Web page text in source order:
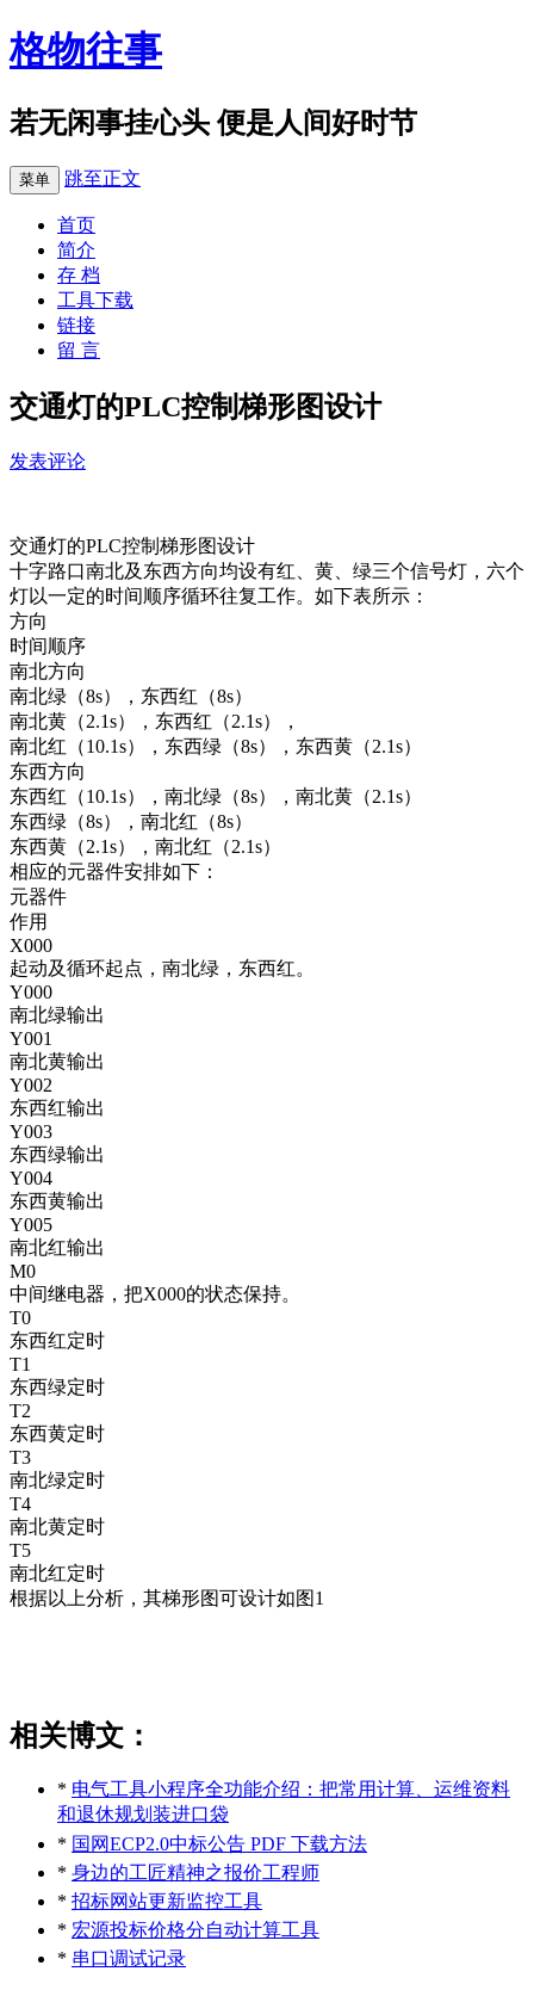
格物往事
若无闲事挂心头 便是人间好时节
菜单 跳至正文
首页
简介
存 档
工具下载
链接
留 言
交通灯的PLC控制梯形图设计
发表评论
交通灯的PLC控制梯形图设计
十字路口南北及东西方向均设有红、黄、绿三个信号灯，六个
灯以一定的时间顺序循环往复工作。如下表所示：
方向
时间顺序
南北方向
南北绿（8s），东西红（8s）
南北黄（2.1s），东西红（2.1s），
南北红（10.1s），东西绿（8s），东西黄（2.1s）
东西方向
东西红（10.1s），南北绿（8s），南北黄（2.1s）
东西绿（8s），南北红（8s）
东西黄（2.1s），南北红（2.1s）
相应的元器件安排如下：
元器件
作用
X000
起动及循环起点，南北绿，东西红。
Y000
南北绿输出
Y001
南北黄输出
Y002
东西红输出
Y003
东西绿输出
Y004
东西黄输出
Y005
南北红输出
M0
中间继电器，把X000的状态保持。
T0
东西红定时
T1
东西绿定时
T2
东西黄定时
T3
南北绿定时
T4
南北黄定时
T5
南北红定时
根据以上分析，其梯形图可设计如图1
相关博文：
* 电气工具小程序全功能介绍：把常用计算、运维资料
和退休规划装进口袋
* 国网ECP2.0中标公告 PDF 下载方法
* 身边的工匠精神之报价工程师
* 招标网站更新监控工具
* 宏源投标价格分自动计算工具
* 串口调试记录